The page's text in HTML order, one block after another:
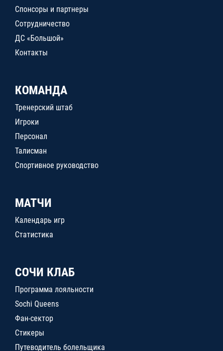
Спонсоры и партнеры
Сотрудничество
ДС «Большой»
Контакты
КОМАНДА
Тренерский штаб
Игроки
Персонал
Талисман
Спортивное руководство
МАТЧИ
Календарь игр
Статистика
СОЧИ КЛАБ
Программа лояльности
Sochi Queens
Фан-сектор
Стикеры
Путеводитель болельщика